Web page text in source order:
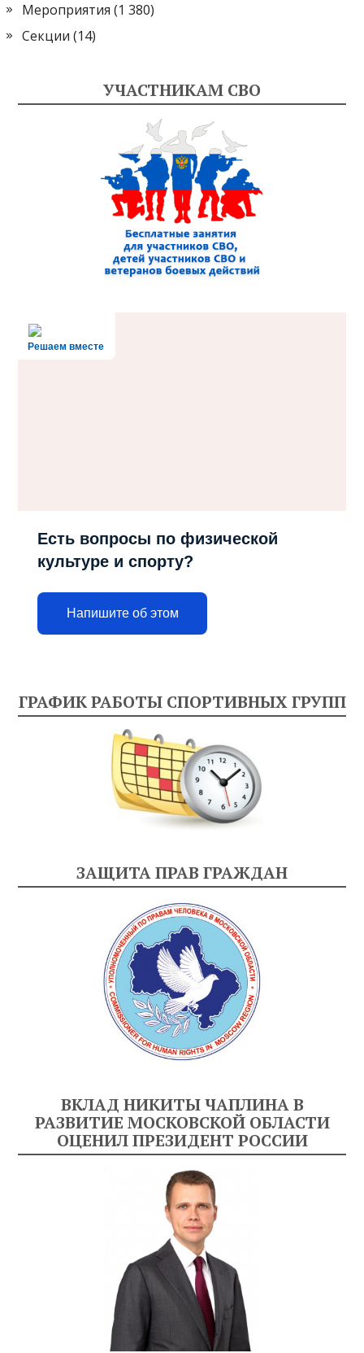
Мероприятия (1 380)
Секции (14)
УЧАСТНИКАМ СВО
Решаем вместе
Есть вопросы по физической
культуре и спорту?
Напишите об этом
ГРАФИК РАБОТЫ СПОРТИВНЫХ ГРУПП
ЗАЩИТА ПРАВ ГРАЖДАН
ВКЛАД НИКИТЫ ЧАПЛИНА В
РАЗВИТИЕ МОСКОВСКОЙ ОБЛАСТИ
ОЦЕНИЛ ПРЕЗИДЕНТ РОССИИ